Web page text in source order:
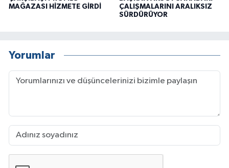
MAĞAZASI HİZMETE GİRDİ
ÇALIŞMALARINI ARALIKSIZ
SÜRDÜRÜYOR
Yorumlar